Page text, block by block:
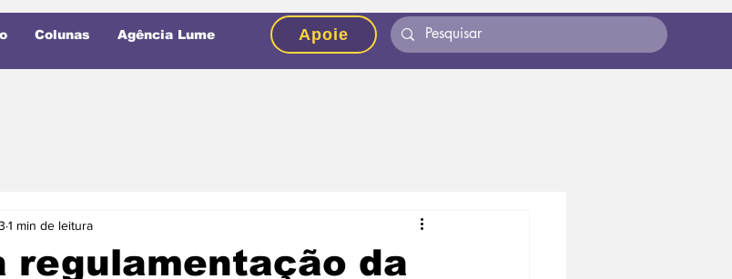
Colunas Agência Lume Apoie
regulamentação da
1 min de leitura